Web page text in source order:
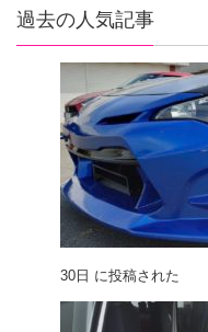
過去の人気記事
30日 に投稿された